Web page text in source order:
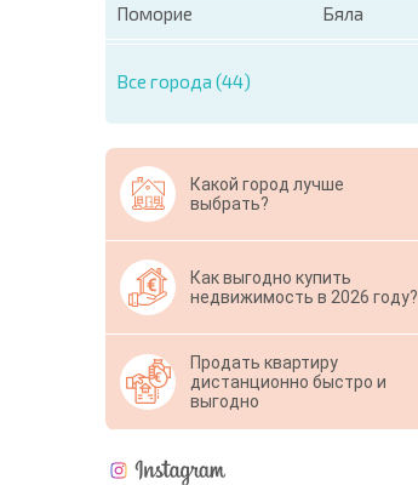
Поморие
Бяла
Все города (44)
Какой город лучше
выбрать?
Как выгодно купить
недвижимость в 2026 году?
Продать квартиру
дистанционно быстро и
выгодно